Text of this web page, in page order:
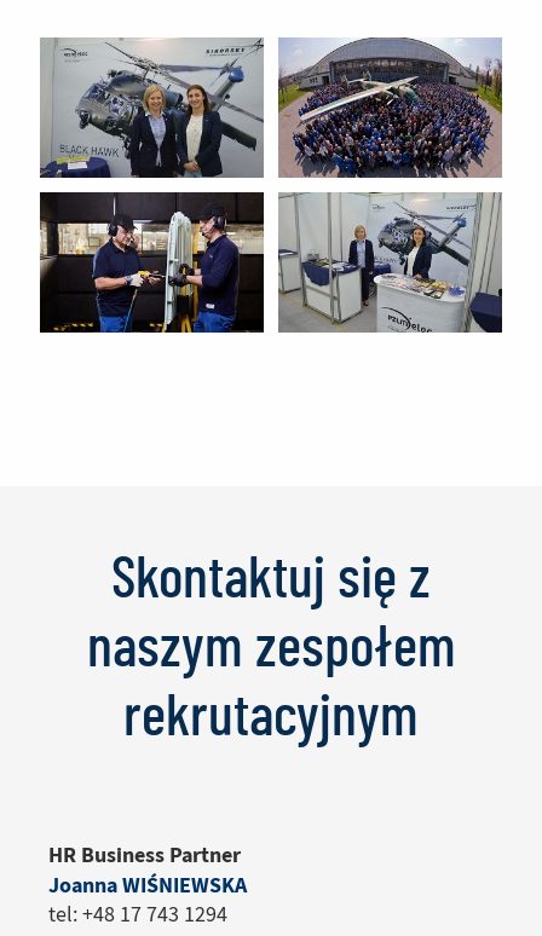
Skontaktuj się z
naszym zespołem
rekrutacyjnym
HR Business Partner
Joanna WIŚNIEWSKA
tel: +48 17 743 1294